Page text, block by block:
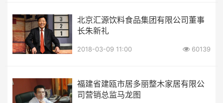
北京汇源饮料食品集团有限公司董事
长朱新礼
2018-03-09 11:00 60139
福建省建瓯市居多丽整木家居有限公
司营销总监马龙图